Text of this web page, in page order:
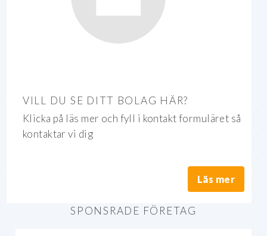
VILL DU SE DITT BOLAG HÄR?
Klicka på läs mer och fyll i kontakt formuläret så
kontaktar vi dig
Läs mer
SPONSRADE FÖRETAG